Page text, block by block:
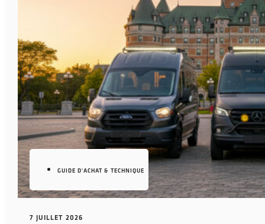
GUIDE D'ACHAT & TECHNIQUE
7 JUILLET 2026